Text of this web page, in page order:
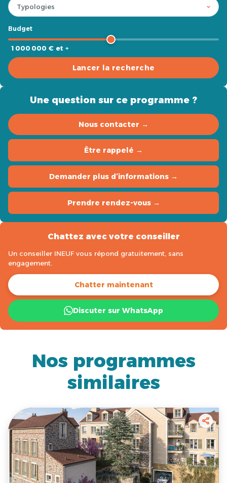
Budget
1 000 000 € et +
Lancer la recherche
Une question sur ce programme ?
Nous contacter →
Être rappelé →
Demander plus d’informations →
Prendre rendez-vous →
Chattez avec votre conseiller
Un conseiller INEUF vous répond gratuitement, sans
engagement.
Chatter maintenant
Discuter sur WhatsApp
Nos programmes
similaires